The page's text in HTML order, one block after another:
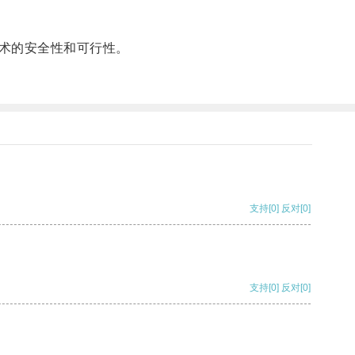
安全性和可行性。
支持[0] 反对[0]
支持[0] 反对[0]